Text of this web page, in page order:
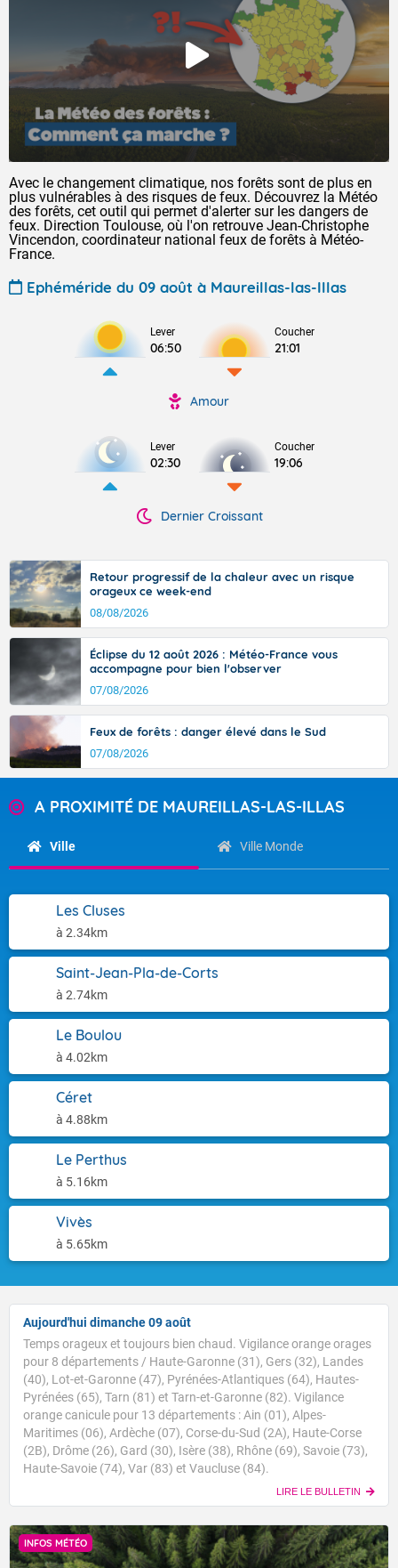
Avec le changement climatique, nos forêts sont de plus en
plus vulnérables à des risques de feux. Découvrez la Météo
des forêts, cet outil qui permet d'alerter sur les dangers de
feux. Direction Toulouse, où l'on retrouve Jean-Christophe
Vincendon, coordinateur national feux de forêts à Météo-
France.
Ephéméride du 09 août à Maureillas-las-Illas
Lever
06:50
Coucher
21:01
Amour
Lever
02:30
Coucher
19:06
Dernier Croissant
Retour progressif de la chaleur avec un risque
orageux ce week-end
08/08/2026
Éclipse du 12 août 2026 : Météo-France vous
accompagne pour bien l'observer
07/08/2026
Feux de forêts : danger élevé dans le Sud
07/08/2026
A PROXIMITÉ DE MAUREILLAS-LAS-ILLAS
Ville Ville Monde
Les Cluses
à 2.34km
Saint-Jean-Pla-de-Corts
à 2.74km
Le Boulou
à 4.02km
Céret
à 4.88km
Le Perthus
à 5.16km
Vivès
à 5.65km
Aujourd'hui dimanche 09 août
Temps orageux et toujours bien chaud. Vigilance orange orages
pour 8 départements / Haute-Garonne (31), Gers (32), Landes
(40), Lot-et-Garonne (47), Pyrénées-Atlantiques (64), Hautes-
Pyrénées (65), Tarn (81) et Tarn-et-Garonne (82). Vigilance
orange canicule pour 13 départements : Ain (01), Alpes-
Maritimes (06), Ardèche (07), Corse-du-Sud (2A), Haute-Corse
(2B), Drôme (26), Gard (30), Isère (38), Rhône (69), Savoie (73),
Haute-Savoie (74), Var (83) et Vaucluse (84).
LIRE LE BULLETIN
INFOS MÉTÉO